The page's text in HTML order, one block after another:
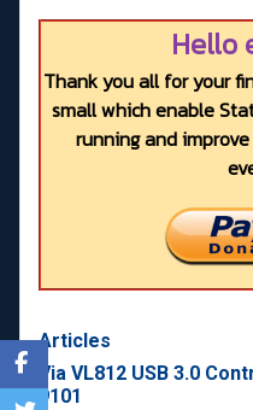
Hello
Thank you all for your
small which enable
running and
Articles
Via VL812 USB 3.0
9101